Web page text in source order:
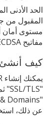
المقبول من
مفاتيح ECDSA بطول 256 بت.
كيف أنشئ CSR على استضافتي؟
عن ذلك،